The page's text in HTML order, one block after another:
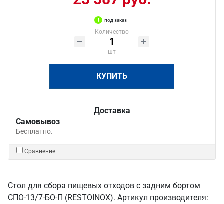
под заказ
Количество
шт
КУПИТЬ
Доставка
Самовывоз
Бесплатно.
Сравнение
Стол для сбора пищевых отходов с задним бортом
СПО-13/7-БО-П (RESTOINOX). Артикул производителя: